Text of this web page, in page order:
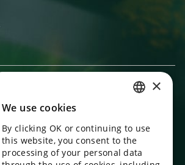
in the app!
rewards for purchases and reminders
ENGLISH
UKRAINIAN
×
We use cookies
By clicking OK or continuing to use
this website, you consent to the
processing of your personal data